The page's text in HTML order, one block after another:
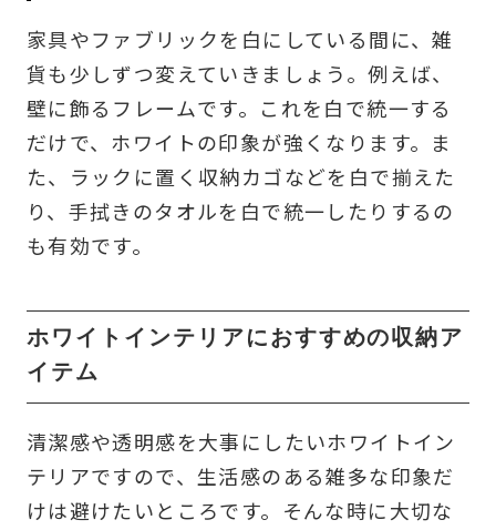
家具やファブリックを白にしている間に、雑
貨も少しずつ変えていきましょう。例えば、
壁に飾るフレームです。これを白で統一する
だけで、ホワイトの印象が強くなります。ま
た、ラックに置く収納カゴなどを白で揃えた
り、手拭きのタオルを白で統一したりするの
も有効です。
ホワイトインテリアにおすすめの収納ア
イテム
清潔感や透明感を大事にしたいホワイトイン
テリアですので、生活感のある雑多な印象だ
けは避けたいところです。そんな時に大切な